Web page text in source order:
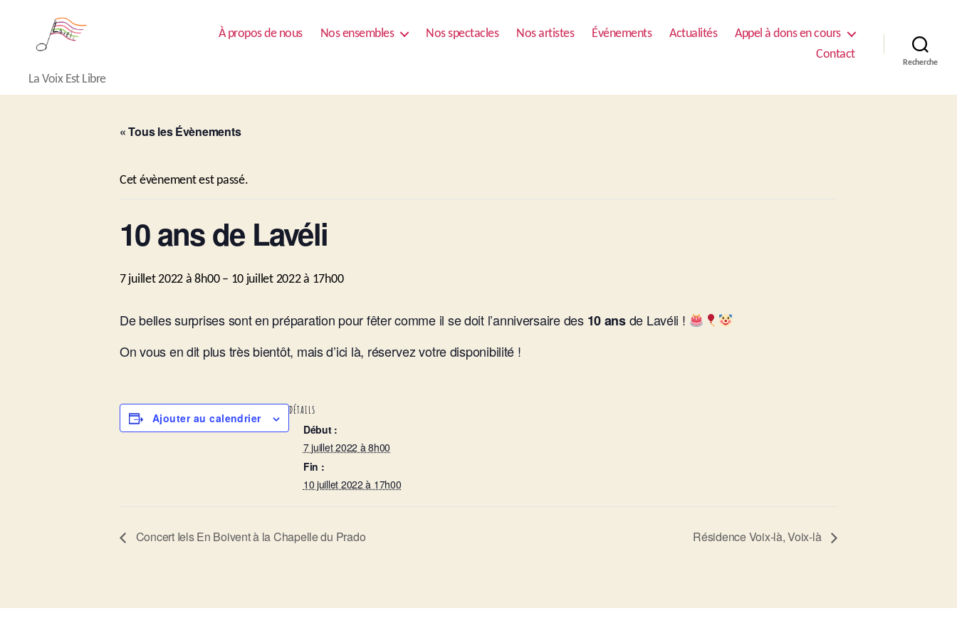
Lavéli
La Voix Est Libre
À propos de nous Nos ensembles Nos spectacles Nos artistes Événements Actualités
Appel à dons en cours
Contact
Recherche
« Tous les Évènements
Cet évènement est passé.
10 ans de Lavéli
7 juillet 2022 à 8h00– 10 juillet 2022 à 17h00
De belles surprises sont en préparation pour fêter comme il se doit l’anniversaire des 10 ansde Lavéli !
On vous en dit plus très bientôt, mais d’ici là, réservez votre disponibilité !
Ajouter au calendrier
DÉTAILS
Début :
7 juillet 2022 à 8h00
Fin :
10 juillet 2022 à 17h00
Concert Iels En Boivent à la Chapelle du Prado Résidence Voix-là, Voix-là